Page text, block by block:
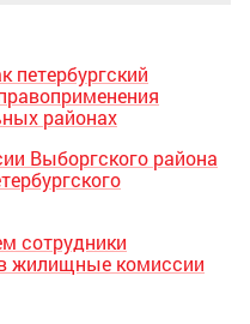
петербургский
районах
Выборгского района
сотрудники
жилищные комиссии